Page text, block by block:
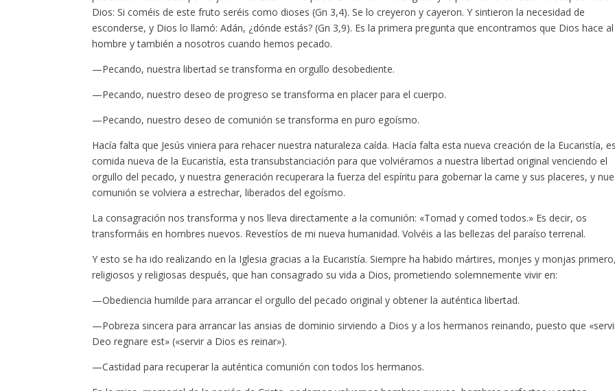
Dios: Si coméis de este fruto seréis como dioses (Gn 3,4). Se lo creyeron y cayeron. Y sintieron la necesidad de
esconderse, y Dios lo llamó: Adán, ¿dónde estás? (Gn 3,9). Es la primera pregunta que encontramos que Dios hace al
hombre y también a nosotros cuando hemos pecado.
—Pecando, nuestra libertad se transforma en orgullo desobediente.
—Pecando, nuestro deseo de progreso se transforma en placer para el cuerpo.
—Pecando, nuestro deseo de comunión se transforma en puro egoísmo.
Hacía falta que Jesús viniera para rehacer nuestra naturaleza caída. Hacía falta esta nueva creación de la Eucaristía,
comida nueva de la Eucaristía, esta transubstanciación para que volviéramos a nuestra libertad original venciendo el
orgullo del pecado, y nuestra generación recuperara la fuerza del espíritu para gobernar la carne y sus placeres, y
comunión se volviera a estrechar, liberados del egoísmo.
La consagración nos transforma y nos lleva directamente a la comunión: «Tomad y comed todos.» Es decir, os
transformáis en hombres nuevos. Revestíos de mi nueva humanidad. Volvéis a las bellezas del paraíso terrenal.
Y esto se ha ido realizando en la Iglesia gracias a la Eucaristía. Siempre ha habido mártires, monjes y monjas
religiosos y religiosas después, que han consagrado su vida a Dios, prometiendo solemnemente vivir en:
—Obediencia humilde para arrancar el orgullo del pecado original y obtener la auténtica libertad.
—Pobreza sincera para arrancar las ansias de dominio sirviendo a Dios y a los hermanos reinando, puesto que
Deo regnare est» («servir a Dios es reinar»).
—Castidad para recuperar la auténtica comunión con todos los hermanos.